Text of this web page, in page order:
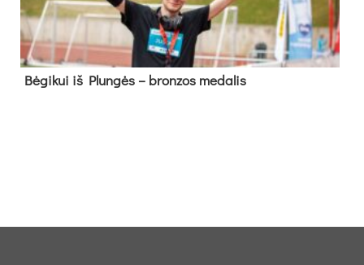
Bė­gi­kui iš Plun­gės – bron­zos me­da­lis